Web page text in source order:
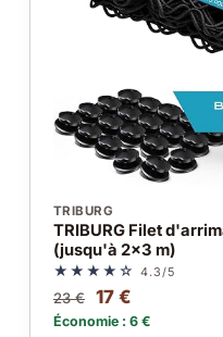
TRIBURG
TRIBURG Filet
(jusqu'à 2x3 m)
★★★★☆ 4.3/5
23 € 17 €
Économie : 6 €